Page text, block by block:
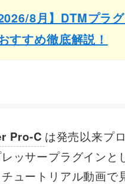
8月】DTMプラ
すすめ徹底解説！
Pro-C は発売以来プ
ッサープラグインと
ュートリアル動画で